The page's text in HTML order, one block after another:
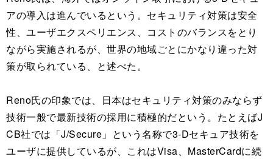
アの導入は進んでいるという。セキュリティ対策は安全
性、ユーザエクスペリエンス、コストのバランスをとり
ながら実施されるが、世界の地域ごとにかなり違った対
策が取られている、と述べた。
Reno氏の印象では、日本はセキュリティ対策のみならず
技術一般で最新技術の採用に積極的だという。たとえばJ
CB社では「J/Secure」という名称で3-Dセキュア技術を
ユーザに提供しているが、これはVisa、MasterCardに続